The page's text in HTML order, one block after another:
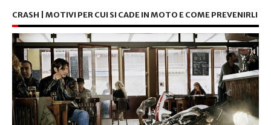
CRASH | MOTIVI PER CUI SI CADE IN MOTO E COME PREVENIRLI